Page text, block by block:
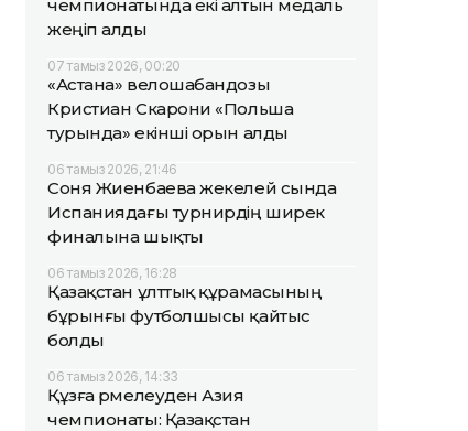
чемпионатында екі алтын медаль
жеңіп алды
07 тамыз 2026, 00:20
«Астана» велошабандозы
Кристиан Скарони «Польша
турында» екінші орын алды
06 тамыз 2026, 21:46
Соня Жиенбаева жекелей сында
Испаниядағы турнирдің ширек
финалына шықты
06 тамыз 2026, 16:28
Қазақстан ұлттық құрамасының
бұрынғы футболшысы қайтыс
болды
06 тамыз 2026, 14:33
Құзға өрмелеуден Азия
чемпионаты: Қазақстан